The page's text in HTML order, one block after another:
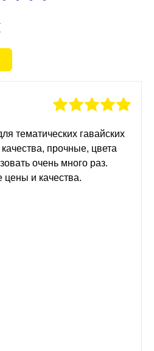
тематических гавайских
прочные, цвета
очень много раз.
и качества.